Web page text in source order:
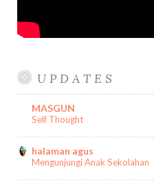
U P D A T E S
MASGUN
Self Thought
halaman agus
Mengunjungi Anak Sekolahan